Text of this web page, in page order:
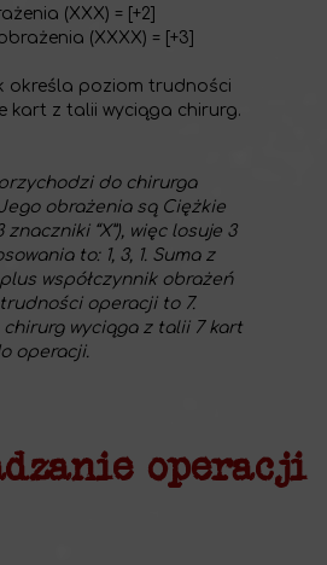
(XXX) = [+2]
(XXXX) = [+3]
określa poziom trudności
kart z talii wyciąga chirurg.
do chirurga
obrażenia są Ciężkie
“X”), więc losuje 3
to: 1, 3, 1. Suma z
współczynnik obrażeń
operacji to 7.
chirurg wyciąga z talii 7 kart
operacji.
operacji